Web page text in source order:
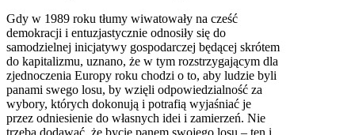
Gdy w 1989 roku tłumy wiwatowały na cześć
demokracji i entuzjastycznie odnosiły się do
samodzielnej inicjatywy gospodarczej będącej skrótem
do kapitalizmu, uznano, że w tym rozstrzygającym dla
zjednoczenia Europy roku chodzi o to, aby ludzie byli
panami swego losu, by wzięli odpowiedzialność za
wybory, których dokonują i potrafią wyjaśniać je
przez odniesienie do własnych idei i zamierzeń. Nie